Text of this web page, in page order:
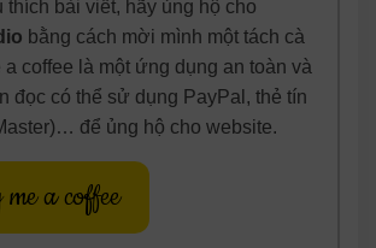
thích bài viết, hãy ủng hộ cho
bằng cách mời mình một tách cà
a coffee là một ứng dụng an toàn và
đọc có thể sử dụng PayPal, thẻ tín
để ủng hộ cho website.
a coffee